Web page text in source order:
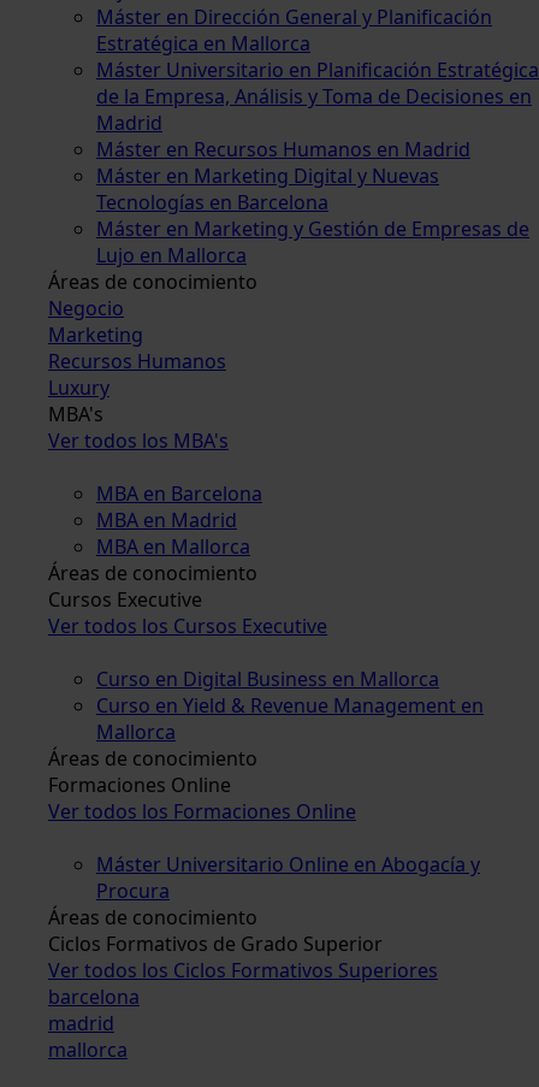
Máster en Dirección General y Planificación
Estratégica en Mallorca
Máster Universitario en Planificación Estratégica
de la Empresa, Análisis y Toma de Decisiones en
Madrid
Máster en Recursos Humanos en Madrid
Máster en Marketing Digital y Nuevas
Tecnologías en Barcelona
Máster en Marketing y Gestión de Empresas de
Lujo en Mallorca
Áreas de conocimiento
Negocio
Marketing
Recursos Humanos
Luxury
MBA's
Ver todos los MBA's
MBA en Barcelona
MBA en Madrid
MBA en Mallorca
Áreas de conocimiento
Cursos Executive
Ver todos los Cursos Executive
Curso en Digital Business en Mallorca
Curso en Yield & Revenue Management en
Mallorca
Áreas de conocimiento
Formaciones Online
Ver todos los Formaciones Online
Máster Universitario Online en Abogacía y
Procura
Áreas de conocimiento
Ciclos Formativos de Grado Superior
Ver todos los Ciclos Formativos Superiores
barcelona
madrid
mallorca